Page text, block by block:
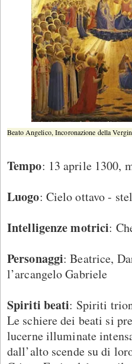
Beato Angelico, Incoronazione della
Tempo: 13 aprile 1300,
Luogo: Cielo ottavo -
Intelligenze motrici:
Personaggi: Beatrice,
l’arcangelo Gabriele
Spiriti beati: Spiriti
Le schiere dei beati si
lucerne illuminate
dall’alto scende su di